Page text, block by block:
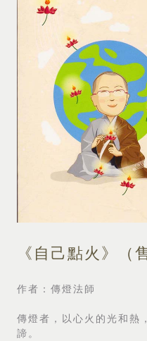
《自己點火》（
作者：傳燈法師
傳燈者，以心火的光和熱
諦。